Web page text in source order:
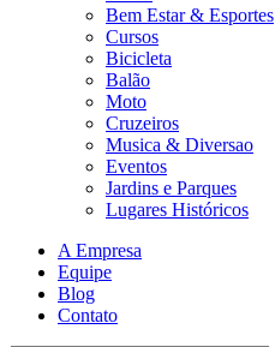
Bem Estar & Esportes
Cursos
Bicicleta
Balão
Moto
Cruzeiros
Musica & Diversao
Eventos
Jardins e Parques
Lugares Históricos
A Empresa
Equipe
Blog
Contato